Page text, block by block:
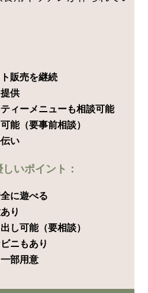
販売を継続
供
ィーメニューも相談可能
能（要事前相談）
い
いポイント：
に遊べる
り
し可能（要相談）
ニもあり
部用意